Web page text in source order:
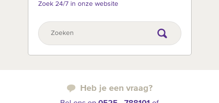
Zoek 24/7 in onze website
Heb je een vraag?